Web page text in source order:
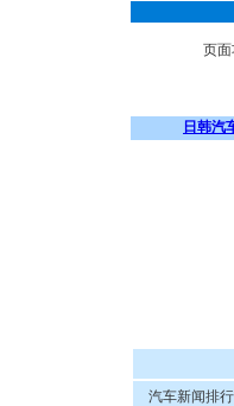
页
日韩汽
汽车新闻排行